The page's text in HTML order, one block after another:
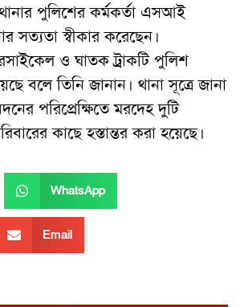
পুলিশের কর্মকর্তা এসআই
সত্যতা স্বীকার করেছেন।
ও ঘাতক ট্রাকটি পুলিশ
বলে তিনি জানান। থানা সূত্রে জানা
পরিপ্রেক্ষিতে মরদেহ দুটি
কাছে হস্তান্তর করা হয়েছে।
WhatsApp
Email